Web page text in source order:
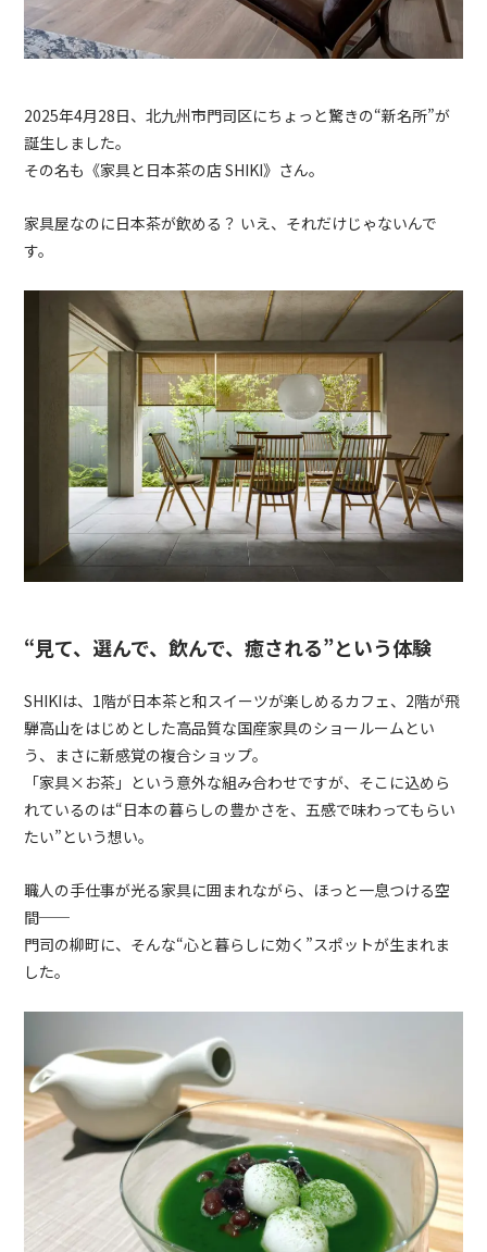
2025年4月28日、北九州市門司区にちょっと驚きの“新名所”が
誕生しました。
その名も《家具と日本茶の店 SHIKI》さん。
家具屋なのに日本茶が飲める？ いえ、それだけじゃないんで
す。
“見て、選んで、飲んで、癒される”という体験
SHIKIは、1階が日本茶と和スイーツが楽しめるカフェ、2階が飛
騨高山をはじめとした高品質な国産家具のショールームとい
う、まさに新感覚の複合ショップ。
「家具×お茶」という意外な組み合わせですが、そこに込めら
れているのは“日本の暮らしの豊かさを、五感で味わってもらい
たい”という想い。
職人の手仕事が光る家具に囲まれながら、ほっと一息つける空
間──
門司の柳町に、そんな“心と暮らしに効く”スポットが生まれま
した。